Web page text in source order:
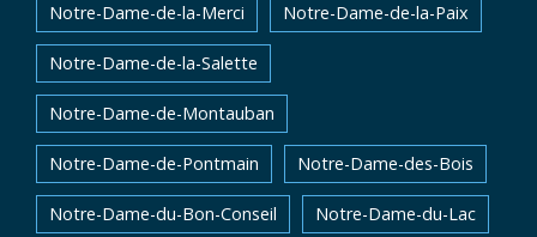
Notre-Dame-de-la-Merci Notre-Dame-de-la-Paix
Notre-Dame-de-la-Salette
Notre-Dame-de-Montauban
Notre-Dame-de-Pontmain Notre-Dame-des-Bois
Notre-Dame-du-Bon-Conseil Notre-Dame-du-Lac